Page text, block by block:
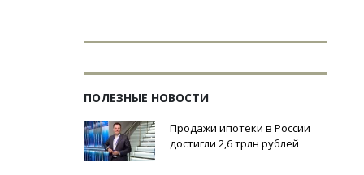
ПОЛЕЗНЫЕ НОВОСТИ
Продажи ипотеки в России
достигли 2,6 трлн рублей